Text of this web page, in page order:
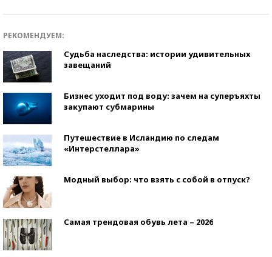
РЕКОМЕНДУЕМ:
Судьба наследства: истории удивительных
завещаний
Бизнес уходит под воду: зачем на суперъяхты
закупают субмарины
Путешествие в Исландию по следам
«Интерстеллара»
Модный выбор: что взять с собой в отпуск?
Самая трендовая обувь лета – 2026